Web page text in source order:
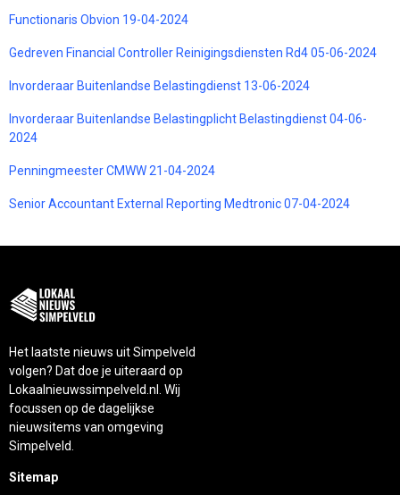
Functionaris Obvion 19-04-2024
Gedreven Financial Controller Reinigingsdiensten Rd4 05-06-2024
Invorderaar Buitenlandse Belastingdienst 13-06-2024
Invorderaar Buitenlandse Belastingplicht Belastingdienst 04-06-
2024
Penningmeester CMWW 21-04-2024
Senior Accountant External Reporting Medtronic 07-04-2024
Het laatste nieuws uit Simpelveld
volgen? Dat doe je uiteraard op
Lokaalnieuwssimpelveld.nl. Wij
focussen op de dagelijkse
nieuwsitems van omgeving
Simpelveld.
Sitemap